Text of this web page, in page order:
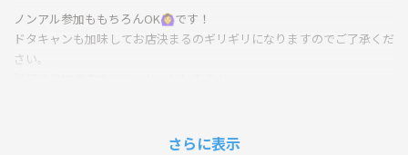
ノンアル参加ももちろんOK🙆‍♀️です！
ドタキャンも加味してお店決まるのギリギリになりますのでご了承くだ
さい。
残業で間に合わない方も参加可能です！
さらに表示